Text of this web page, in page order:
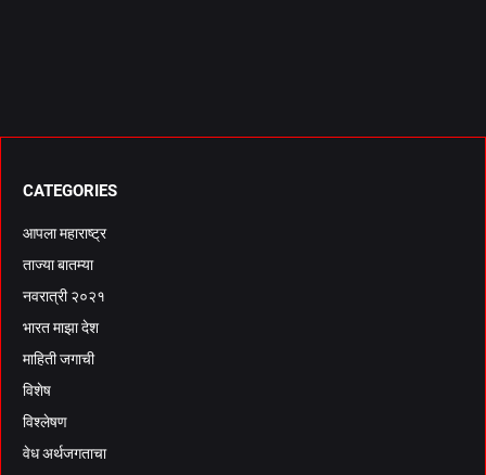
CATEGORIES
आपला महाराष्ट्र
ताज्या बातम्या
नवरात्री २०२१
भारत माझा देश
माहिती जगाची
विशेष
विश्लेषण
वेध अर्थजगताचा